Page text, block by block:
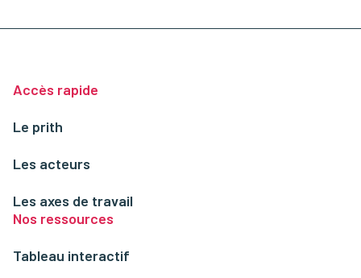
Accès rapide
Le prith
Les acteurs
Les axes de travail
Nos ressources
Tableau interactif